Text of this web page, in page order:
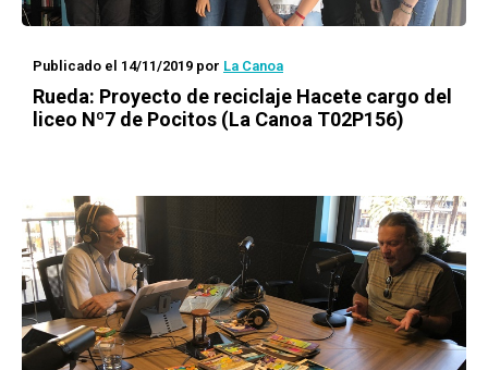
Publicado el 14/11/2019 por La Canoa
Rueda: Proyecto de reciclaje Hacete cargo del
liceo Nº7 de Pocitos (La Canoa T02P156)